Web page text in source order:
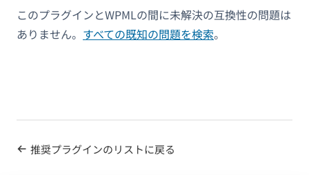
このプラグインとWPMLの間に未解決の互換性の問題は
ありません。 すべての既知の問題を検索。
推奨プラグインのリストに戻る